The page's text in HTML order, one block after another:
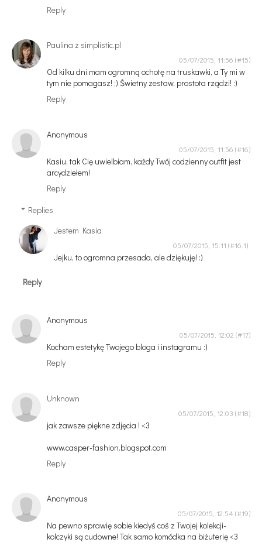
Reply
Paulina z simplistic.pl
05/07/2015, 11:56
Od kilku dni mam ogromną ochotę na truskawki, a Ty mi w
tym nie pomagasz! ;) Świetny zestaw, prostota rządzi! :)
Reply
Anonymous
05/07/2015, 11:56
Kasiu, tak Cię uwielbiam, każdy Twój codzienny outfit jest
arcydziełem!
Reply
Replies
Jestem Kasia
05/07/2015, 15:11
Jejku, to ogromna przesada, ale dziękuję! :)
Reply
Anonymous
05/07/2015, 12:02
Kocham estetykę Twojego bloga i instagramu :)
Reply
Unknown
05/07/2015, 12:03
jak zawsze piękne zdjęcia ! <3
www.casper-fashion.blogspot.com
Reply
Anonymous
05/07/2015, 12:54
Na pewno sprawię sobie kiedyś coś z Twojej kolekcji-
kolczyki są cudowne! Tak samo komódka na biżuterię <3